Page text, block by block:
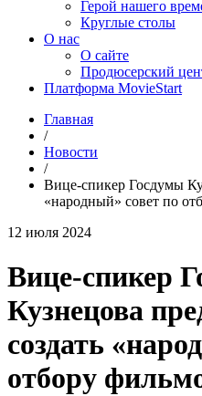
Герой нашего
Круглые столы
О нас
О сайте
Продюсерский
Платформа MovieStart
Главная
/
Новости
/
Вице-спикер Госдумы
«народный» совет по
12 июля 2024
Вице-спикер
Кузнецова
создать
отбору